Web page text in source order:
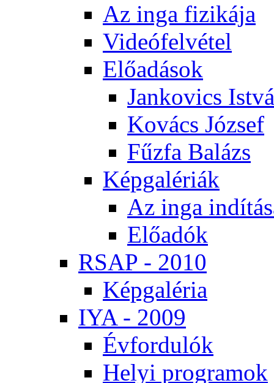
Az in­ga fi­zi­ká­ja
Vi­de­ó­fel­vé­tel
Elő­adá­sok
Jan­ko­vics
Ko­vács Jó­zsef
Fűz­fa Ba­lázs
Kép­ga­lé­ri­ák
Az in­ga
Elő­adók
RSAP - 2010
Kép­ga­lé­ria
IYA - 2009
Év­for­du­lók
He­lyi prog­ra­mok